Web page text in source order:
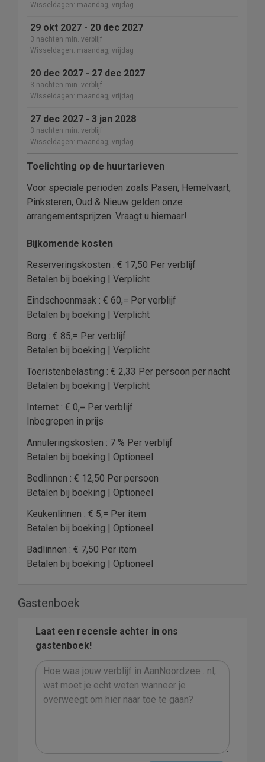
Wisseldagen: maandag, vrijdag
29 okt 2027 - 20 dec 2027
3 nachten min. verblijf
Wisseldagen: maandag, vrijdag
20 dec 2027 - 27 dec 2027
3 nachten min. verblijf
Wisseldagen: maandag, vrijdag
27 dec 2027 - 3 jan 2028
3 nachten min. verblijf
Wisseldagen: maandag, vrijdag
Toelichting op de huurtarieven
Voor speciale perioden zoals Pasen, Hemelvaart,
Pinksteren, Oud & Nieuw gelden onze
arrangementsprijzen. Vraagt u hiernaar!
Bijkomende kosten
Reserveringskosten : € 17,50 Per verblijf
Betalen bij boeking | Verplicht
Eindschoonmaak : € 60,= Per verblijf
Betalen bij boeking | Verplicht
Borg : € 85,= Per verblijf
Betalen bij boeking | Verplicht
Toeristenbelasting : € 2,33 Per persoon per nacht
Betalen bij boeking | Verplicht
Internet : € 0,= Per verblijf
Inbegrepen in prijs
Annuleringskosten : 7 % Per verblijf
Betalen bij boeking | Optioneel
Bedlinnen : € 12,50 Per persoon
Betalen bij boeking | Optioneel
Keukenlinnen : € 5,= Per item
Betalen bij boeking | Optioneel
Badlinnen : € 7,50 Per item
Betalen bij boeking | Optioneel
Gastenboek
Laat een recensie achter in ons
gastenboek!
5